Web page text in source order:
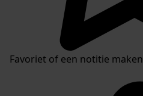
Favoriet of een notitie maken